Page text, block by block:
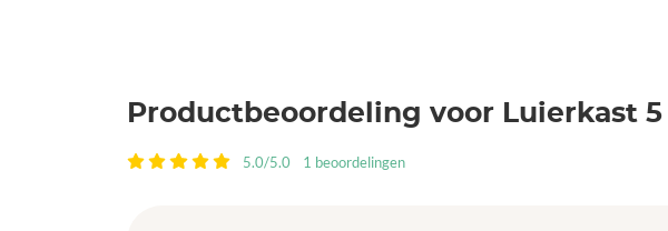
Productbeoordeling voor Luierkast
5.0/5.0 1 beoordelingen